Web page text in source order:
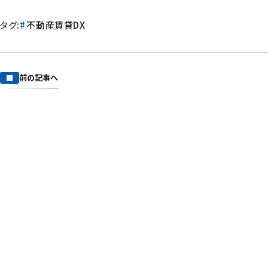
タグ: 不動産賃貸DX
前の記事へ